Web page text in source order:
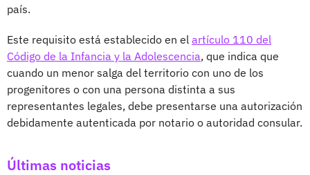
país.
Este requisito está establecido en el artículo 110 del
Código de la Infancia y la Adolescencia, que indica que
cuando un menor salga del territorio con uno de los
progenitores o con una persona distinta a sus
representantes legales, debe presentarse una autorización
debidamente autenticada por notario o autoridad consular.
Últimas noticias